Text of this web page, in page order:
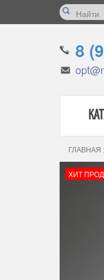
8
ГЛАВНАЯ
ХИТ